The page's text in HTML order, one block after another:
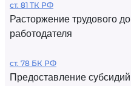
ст. 81 ТК РФ
Расторжение трудового
работодателя
ст. 78 БК РФ
Предоставление